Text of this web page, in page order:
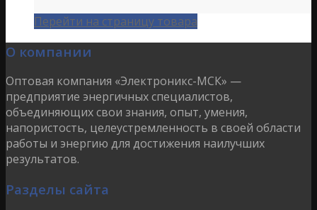
Перейти на страницу товара
О компании
Оптовая компания «Электроникс-МСК» —
предприятие энергичных специалистов,
объединяющих свои знания, опыт, умения,
напористость, целеустремленность в своей области
работы и энергию для достижения наилучших
результатов.
Разделы сайта